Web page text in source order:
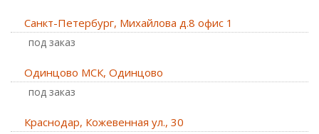
Санкт-Петербург, Михайлова д.8 офис 1
Под заказ
Одинцово МСК, Одинцово
Под заказ
Краснодар, Кожевенная ул., 30